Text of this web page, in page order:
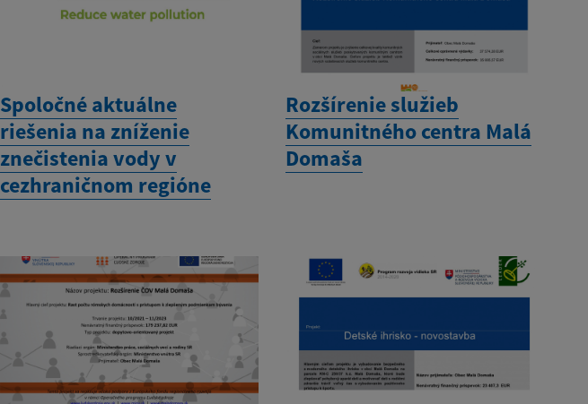
Spoločné aktuálne
riešenia na zníženie
znečistenia vody v
cezhraničnom regióne
Rozšírenie služieb
Komunitného centra Malá
Domaša